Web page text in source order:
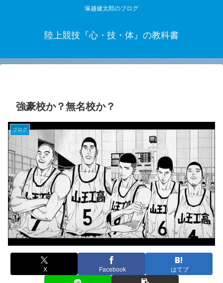
塚越健太郎のブログ
陸上競技『心・技・体』の教科書
強豪校か？無名校か？
ブログ
X Facebook はてブ